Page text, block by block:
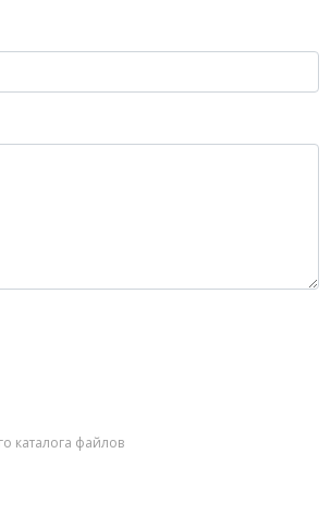
каталога файлов